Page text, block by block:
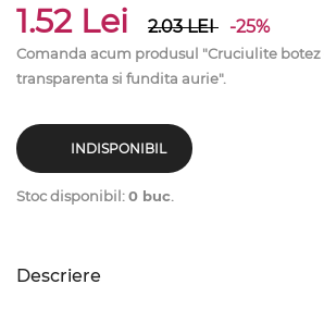
1.52 Lei 2.03LEI -25%
Comanda acum produsul "Cruciulite
transparenta si fundita aurie".
INDISPONIBIL
Stoc disponibil:0 buc.
Descriere